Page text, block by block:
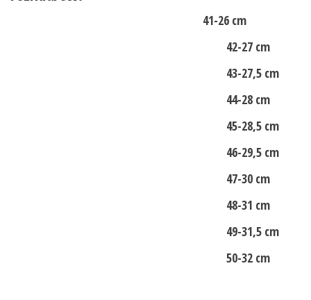
41-26 cm
42-27 cm
43-27,5 cm
44-28 cm
45-28,5 cm
46-29,5 cm
47-30 cm
48-31 cm
49-31,5 cm
50-32 cm